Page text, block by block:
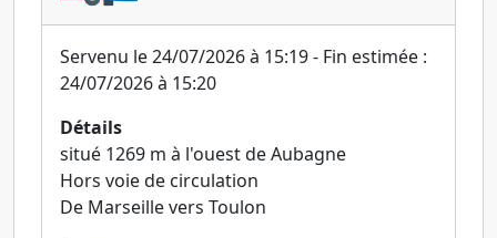
Servenu le 24/07/2026 à 15:19 - Fin estimée :
24/07/2026 à 15:20
Détails
situé 1269 m à l'ouest de Aubagne
Hors voie de circulation
De Marseille vers Toulon